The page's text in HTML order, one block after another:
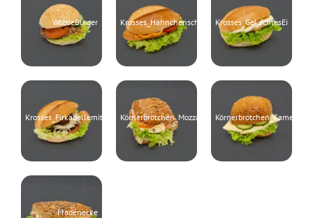
WöbseBurger Krosses_Hähnchenschnitte Krosses_GekochtesEi
Krosses_FirkadellemitKrautKörnerbrötchen_MozzarellaKörnerbrötchen_Camenbert
Fladenecke